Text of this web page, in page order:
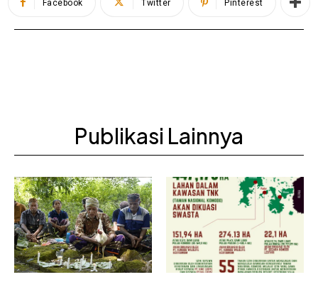
Facebook Twitter Pinterest
Publikasi Lainnya